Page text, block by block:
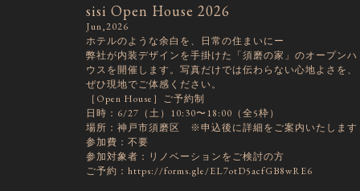
sisi Open House 2026
Jun,2026
ホテルのような余白を、日常の住まいにー
弊社が内装デザインを手掛けた「須磨の家」のオープンハ
ウスを開催します。写真だけでは伝わらない心地よさを、
ぜひ現地でご体感ください。
［Open House］ご予約制
日時：6/27（土）10:30〜18:00（全5枠）
場所：神戸市須磨区 ※申込後に詳細をご案内いたします
参加費：不要
参加対象者：リノベーションをご検討の方
ご予約：https://forms.gle/EL7otD5acfGB8wRE6